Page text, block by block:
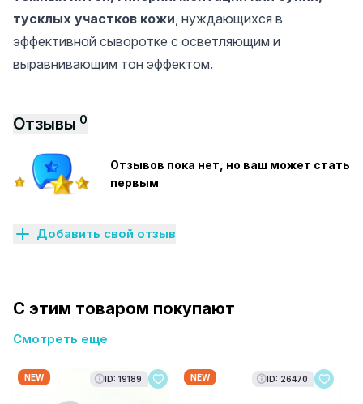
тусклых участков кожи, нуждающихся в
эффективной сыворотке с осветляющим и
выравнивающим тон эффектом.
Отзывы 0
Отзывов пока нет, но ваш может стать
первым
Добавить свой отзыв
С этим товаром покупают
Смотреть еще
NEW ID: 19189 NEW ID: 26470